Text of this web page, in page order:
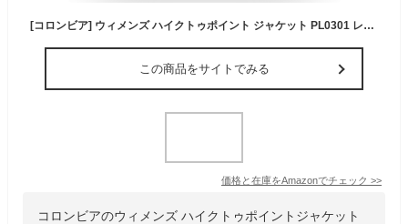
[コロンビア] ウィメンズ ハイクトゥポイント ジャケット PL0301 レディース L Flax
この商品をサイトでみる
価格と在庫をAmazonでチェック >>
コロンビアのウィメンズ ハイクトゥポイントジャケット